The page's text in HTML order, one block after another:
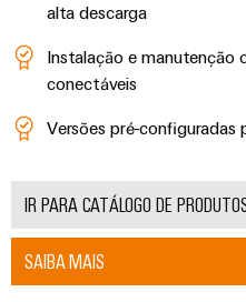
alta descarga
Instalação e manutenção
conectáveis
Versões pré-configuradas
IR PARA CATÁLOGO DE
SAIBA MAIS